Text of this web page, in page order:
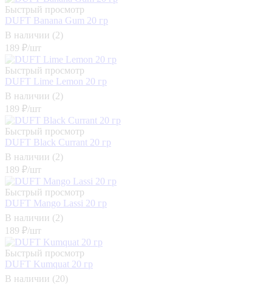
Быстрый просмотр
DUFT Banana Gum 20 гр
В наличии (2)
189 ₽/шт
Быстрый просмотр
DUFT Lime Lemon 20 гр
В наличии (2)
189 ₽/шт
Быстрый просмотр
DUFT Black Currant 20 гр
В наличии (2)
189 ₽/шт
Быстрый просмотр
DUFT Mango Lassi 20 гр
В наличии (2)
189 ₽/шт
Быстрый просмотр
DUFT Kumquat 20 гр
В наличии (20)